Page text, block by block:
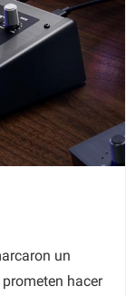
un
hacer